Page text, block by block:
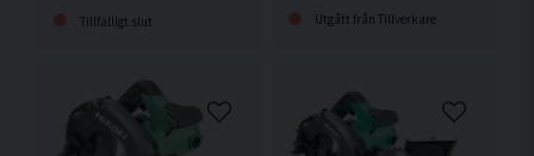
Tillfälligt slut Utgått från Tillverkare